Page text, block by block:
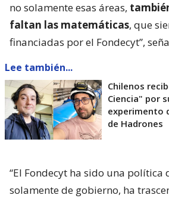
no solamente esas áreas,
faltan las matemáticas, que
financiadas por el Fondecyt”,
Lee también...
Chilenos
Ciencia" por
experimento
de Hadrones
“El Fondecyt ha sido una política
solamente de gobierno, ha